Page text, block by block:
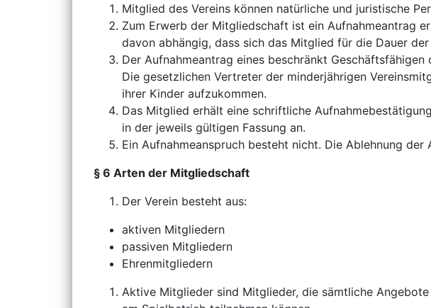
Mitglied des Vereins können natürliche und juristische
Zum Erwerb der Mitgliedschaft ist ein Aufnahmeantrag
davon abhängig, dass sich das Mitglied für die Dauer
Der Aufnahmeantrag eines beschränkt
Die gesetzlichen Vertreter der minderjährigen
ihrer Kinder aufzukommen.
Das Mitglied erhält eine schriftliche
in der jeweils gültigen Fassung an.
Ein Aufnahmeanspruch besteht nicht. Die Ablehnung
§ 6 Arten der Mitgliedschaft
Der Verein besteht aus:
aktiven Mitgliedern
passiven Mitgliedern
Ehrenmitgliedern
Aktive Mitglieder sind Mitglieder, die sämtliche